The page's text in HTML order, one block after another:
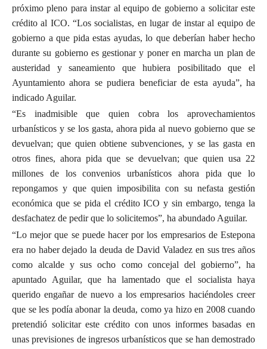
próximo pleno para instar al equipo de gobierno a solicitar este
crédito al ICO. “Los socialistas, en lugar de instar al equipo de
gobierno a que pida estas ayudas, lo que deberían haber hecho
durante su gobierno es gestionar y poner en marcha un plan de
austeridad y saneamiento que hubiera posibilitado que el
Ayuntamiento ahora se pudiera beneficiar de esta ayuda”, ha
indicado Aguilar.
“Es inadmisible que quien cobra los aprovechamientos
urbanísticos y se los gasta, ahora pida al nuevo gobierno que se
devuelvan; que quien obtiene subvenciones, y se las gasta en
otros fines, ahora pida que se devuelvan; que quien usa 22
millones de los convenios urbanísticos ahora pida que lo
repongamos y que quien imposibilita con su nefasta gestión
económica que se pida el crédito ICO y sin embargo, tenga la
desfachatez de pedir que lo solicitemos”, ha abundado Aguilar.
“Lo mejor que se puede hacer por los empresarios de Estepona
era no haber dejado la deuda de David Valadez en sus tres años
como alcalde y sus ocho como concejal del gobierno”, ha
apuntado Aguilar, que ha lamentado que el socialista haya
querido engañar de nuevo a los empresarios haciéndoles creer
que se les podía abonar la deuda, como ya hizo en 2008 cuando
pretendió solicitar este crédito con unos informes basadas en
unas previsiones de ingresos urbanísticos que se han demostrado